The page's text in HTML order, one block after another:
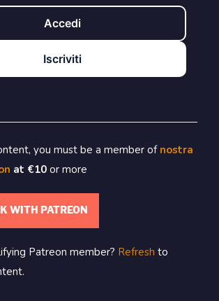
Accedi
Iscriviti
you must be a member of nostra
at €10 or more
WITH PATREON
Patreon member? Refresh to